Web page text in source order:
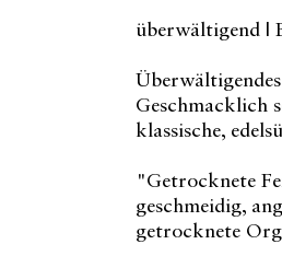
überwältigend |
Geschmacklich
klassische,
"Getrocknete
geschmeidig,
getrocknete